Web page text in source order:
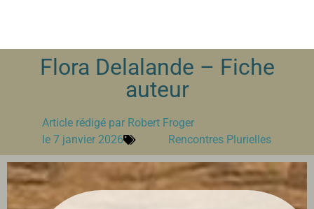
Flora Delalande – Fiche
auteur
Article rédigé par Robert Froger
le 7 janvier 2026 Rencontres Plurielles